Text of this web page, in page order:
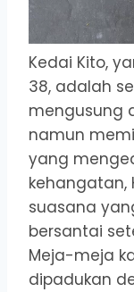
Kedai Kito,
38, adalah
mengusung
namun
yang
kehangatan,
suasana
bersantai
Meja-meja
dipadukan